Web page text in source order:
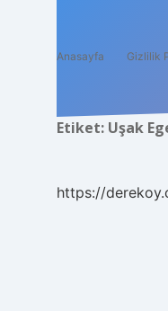
Anasayfa Gizlilik
Etiket: Uşak
https://